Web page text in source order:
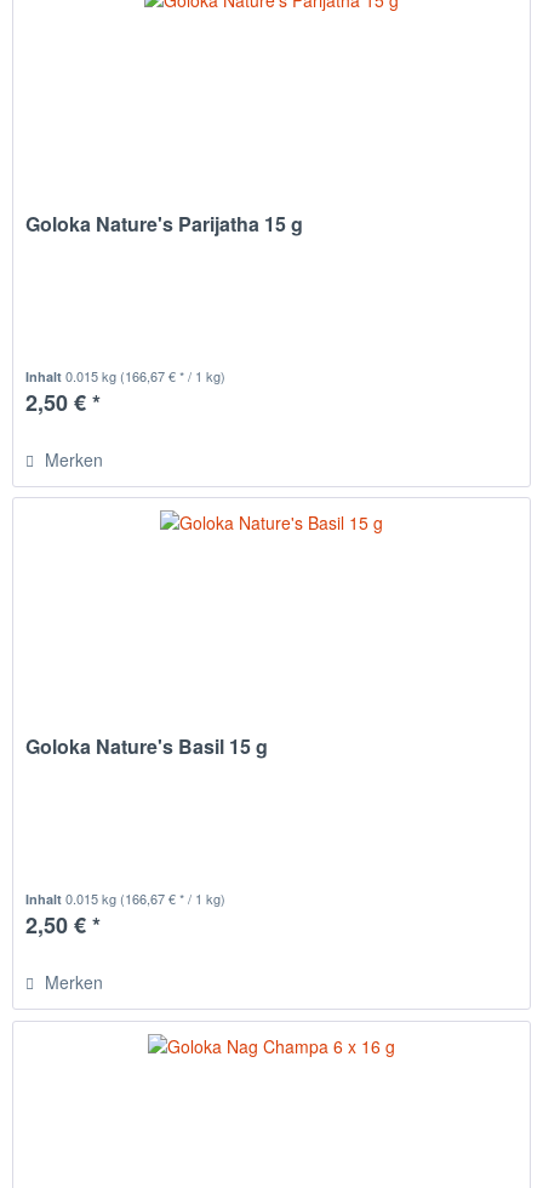
Goloka Nature's Parijatha 15 g
Inhalt0.015 kg (166,67 € * / 1 kg)
2,50 € *
Merken
Goloka Nature's Basil 15 g
Inhalt0.015 kg (166,67 € * / 1 kg)
2,50 € *
Merken